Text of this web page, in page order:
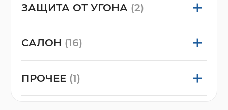
ЗАЩИТА ОТ УГОНА (2)
САЛОН (16)
ПРОЧЕЕ (1)